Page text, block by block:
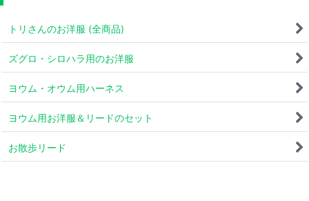
トリさんのお洋服 (全商品)
ズグロ・シロハラ用のお洋服
ヨウム・オウム用ハーネス
ヨウム用お洋服＆リードのセット
お散歩リード